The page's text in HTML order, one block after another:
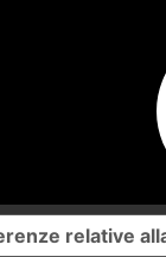
relative